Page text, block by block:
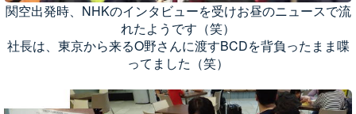
関空出発時、NHKのインタビューを受けお昼のニュースで流
れたようです（笑）
社長は、東京から来るO野さんに渡すBCDを背負ったまま喋
ってました（笑）